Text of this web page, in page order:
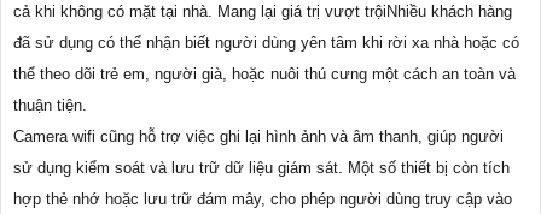
cả khi không có mặt tại nhà. Mang lại giá trị vượt trộiNhiều khách hàng
đã sử dụng có thể nhận biết người dùng yên tâm khi rời xa nhà hoặc có
thể theo dõi trẻ em, người già, hoặc nuôi thú cưng một cách an toàn và
thuận tiện.
Camera wifi cũng hỗ trợ việc ghi lại hình ảnh và âm thanh, giúp người
sử dụng kiểm soát và lưu trữ dữ liệu giám sát. Một số thiết bị còn tích
hợp thẻ nhớ hoặc lưu trữ đám mây, cho phép người dùng truy cập vào